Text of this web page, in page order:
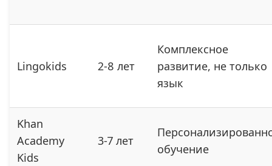
Lingokids 2-8 лет
Комплексное
развитие, не только
язык
Khan
Academy
Kids
3-7 лет
обучение